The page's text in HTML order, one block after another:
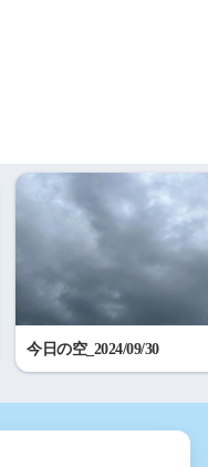
今日の空_2024/09/30